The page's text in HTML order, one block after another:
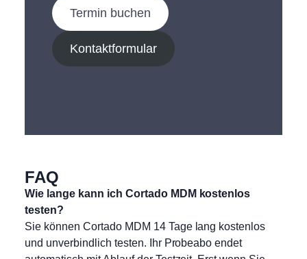
Termin buchen
Kontaktformular
FAQ
Wie lange kann ich Cortado MDM kostenlos
testen?
Sie können Cortado MDM 14 Tage lang kostenlos
und unverbindlich testen. Ihr Probeabo endet